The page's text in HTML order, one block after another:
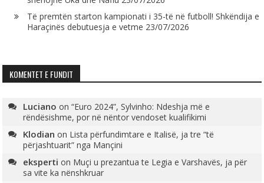
Të premtën starton kampionati i 35-të në futboll! Shkëndija e
Haraçinës debutuesja e vetme 23/07/2026
KOMENTET E FUNDIT
Luciano on“Euro 2024”, Sylvinho: Ndeshja më e
rëndësishme, por në nëntor vendoset kualifikimi
Klodian on Lista përfundimtare e Italisë, ja tre “të
përjashtuarit” nga Mançini
eksperti on Muçi u prezantua te Legia e Varshavës, ja për
sa vite ka nënshkruar